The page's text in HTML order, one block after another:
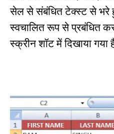
सेल से संबंधित टेक्स्ट से भरे
स्वचालित रूप से प्रबंधित
स्क्रीन शॉट में दिखाया गया